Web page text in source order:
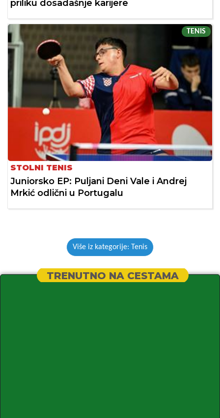
priliku dosadašnje karijere
TENIS
STOLNI TENIS
Juniorsko EP: Puljani Deni Vale i Andrej
Mrkić odlični u Portugalu
Više iz kategorije: Tenis
TRENUTNO NA CESTAMA